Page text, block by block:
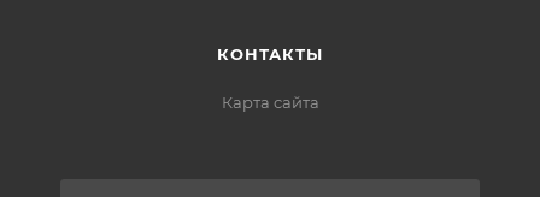
КОНТАКТЫ
Карта сайта